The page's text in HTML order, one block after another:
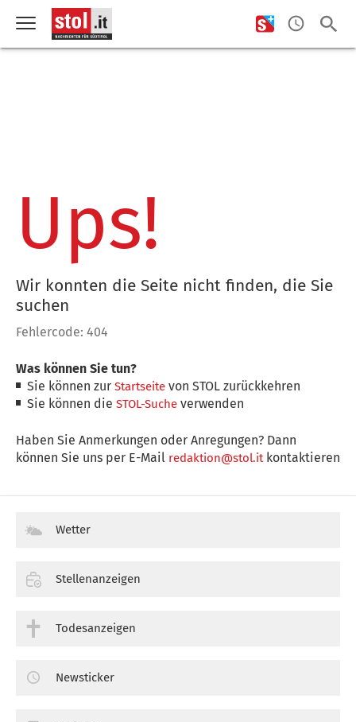
Ups!
Wir konnten die Seite nicht finden, die Sie
suchen
Fehlercode: 404
Was können Sie tun?
Sie können zurStartseite von STOL zurückkehren
Sie können dieSTOL-Suche verwenden
Haben Sie Anmerkungen oder Anregungen? Dann
können Sie uns per E-Mail redaktion@stol.itkontaktieren
Wetter
Stellenanzeigen
Todesanzeigen
Newsticker